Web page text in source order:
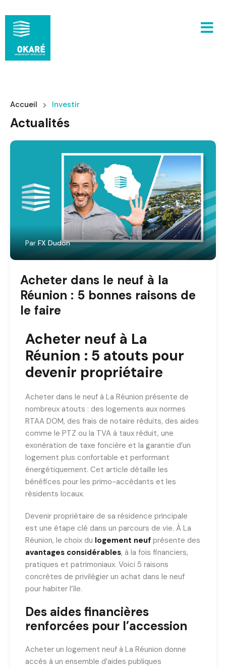
Accueil Investir
Actualités
Par FX Dudon
Acheter dans le neuf à la
Réunion : 5 bonnes raisons de
le faire
Acheter neuf à La
Réunion : 5 atouts pour
devenir propriétaire
Acheter dans le neuf à La Réunion présente de
nombreux atouts : des logements aux normes
RTAA DOM, des frais de notaire réduits, des aides
comme le PTZ ou la TVA à taux réduit, une
exonération de taxe foncière et la garantie d’un
logement plus confortable et performant
énergétiquement. Cet article détaille les
bénéfices pour les primo-accédants et les
résidents locaux.
Devenir propriétaire de sa résidence principale
est une étape clé dans un parcours de vie. À La
Réunion, le choix du logement neuf présente des
avantages considérables, à la fois financiers,
pratiques et patrimoniaux. Voici 5 raisons
concrètes de privilégier un achat dans le neuf
pour habiter l’île.
Des aides financières
renforcées pour l’accession
Acheter un logement neuf à La Réunion donne
accès à un ensemble d’aides publiques